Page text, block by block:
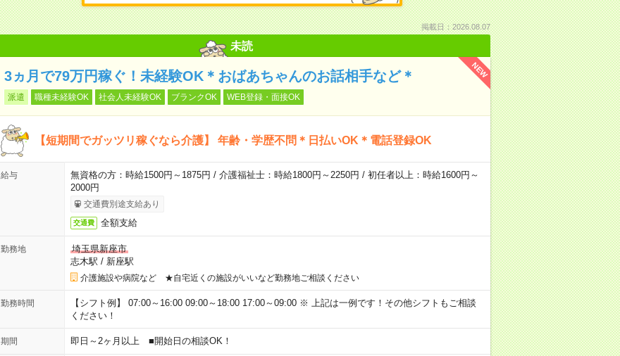
掲載日：2026.08.07
未読
NEW
3ヵ月で79万円稼ぐ！未経験OK＊おばあちゃんのお話相手など＊
派遣 職種未経験OK 社会人未経験OK ブランクOK WEB登録・面接OK
【短期間でガッツリ稼ぐなら介護】 年齢・学歴不問＊日払いOK＊電話登録OK
給与
無資格の方：時給1500円～1875円 / 介護福祉士：時給1800円～2250円 / 初任者以上：時給1600円～
2000円
交通費別途支給あり
交通費 全額支給
勤務地
埼玉県新座市
志木駅 / 新座駅
介護施設や病院など ★自宅近くの施設がいいなど勤務地ご相談ください
勤務時間
【シフト例】 07:00～16:00 09:00～18:00 17:00～09:00 ※ 上記は一例です！その他シフトもご相談
ください！
期間 即日～2ヶ月以上 ■開始日の相談OK！